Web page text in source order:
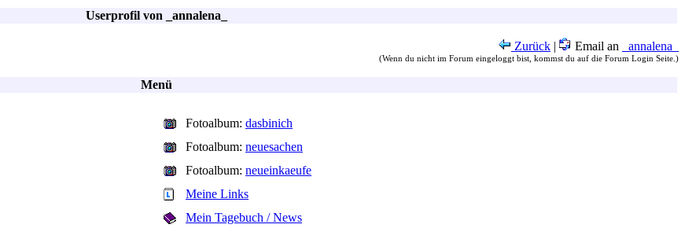
Userprofil von _annalena_
Zurück | Email an _annalena_
(Wenn du nicht im Forum eingeloggt bist, kommst du auf die Forum Login Seite.)
Menü
Fotoalbum: dasbinich
Fotoalbum: neuesachen
Fotoalbum: neueinkaeufe
Meine Links
Mein Tagebuch / News